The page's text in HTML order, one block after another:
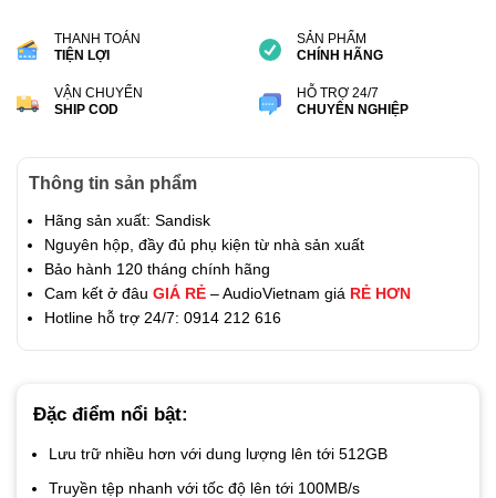
THANH TOÁN
TIỆN LỢI
SẢN PHẨM
CHÍNH HÃNG
VẬN CHUYỂN
SHIP COD
HỖ TRỢ 24/7
CHUYÊN NGHIỆP
Thông tin sản phẩm
Hãng sản xuất: Sandisk
Nguyên hộp, đầy đủ phụ kiện từ nhà sản xuất
Bảo hành 120 tháng chính hãng
Cam kết ở đâu GIÁ RẺ – AudioVietnam giá RẺ HƠN
Hotline hỗ trợ 24/7: 0914 212 616
Đặc điểm nổi bật:
Lưu trữ nhiều hơn với dung lượng lên tới 512GB
Truyền tệp nhanh với tốc độ lên tới 100MB/s